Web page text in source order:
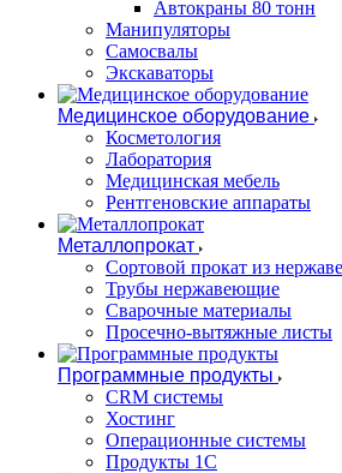
Автокраны 80 тонн
Манипуляторы
Самосвалы
Экскаваторы
Медицинское оборудование
Косметология
Лаборатория
Медицинская мебель
Рентгеновские аппараты
Металлопрокат
Сортовой прокат из
Трубы нержавеющие
Сварочные материалы
Просечно-вытяжные листы
Программные продукты
CRM системы
Хостинг
Операционные системы
Продукты 1С